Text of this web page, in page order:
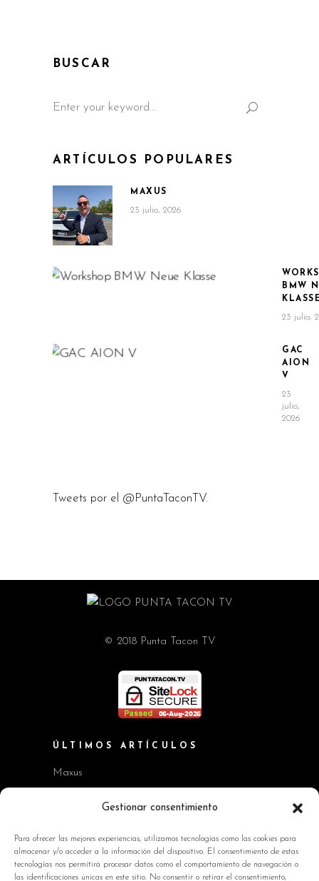
Gestionar consentimiento
Para ofrecer las mejores experiencias, utilizamos tecnologías como las cookies para
almacenar y/o acceder a la información del dispositivo. El consentimiento de estas
tecnologías nos permitirá procesar datos como el comportamiento de navegación o
las identificaciones únicas en este sitio. No consentir o retirar el consentimiento,
BUSCAR
for:
ARTÍCULOS POPULARES
MAXUS
23 julio, 2026
BMW
23 julio,
GAC
AION
V
23
julio,
2026
Tweets por el @PuntaTaconTV.
© 2018 Punta Tacon TV
ÚLTIMOS ARTÍCULOS
Maxus
Workshop BMW Neue Klasse
Kia EV2 y Kia Seltos